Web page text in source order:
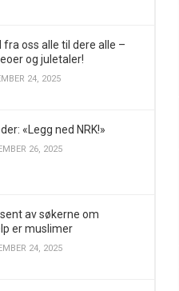
fra oss alle til dere alle –
og juletaler!
24, 2025
«Legg ned NRK!»
26, 2025
av søkerne om
er muslimer
24, 2025